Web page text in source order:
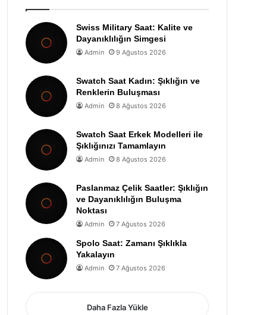
Swiss Military Saat: Kalite ve
Dayanıklılığın Simgesi
Admin 9 Ağustos 2026
Swatch Saat Kadın: Şıklığın ve
Renklerin Buluşması
Admin 8 Ağustos 2026
Swatch Saat Erkek Modelleri ile
Şıklığınızı Tamamlayın
Admin 8 Ağustos 2026
Paslanmaz Çelik Saatler: Şıklığın
ve Dayanıklılığın Buluşma
Noktası
Admin 7 Ağustos 2026
Spolo Saat: Zamanı Şıklıkla
Yakalayın
Admin 7 Ağustos 2026
Daha Fazla Yükle